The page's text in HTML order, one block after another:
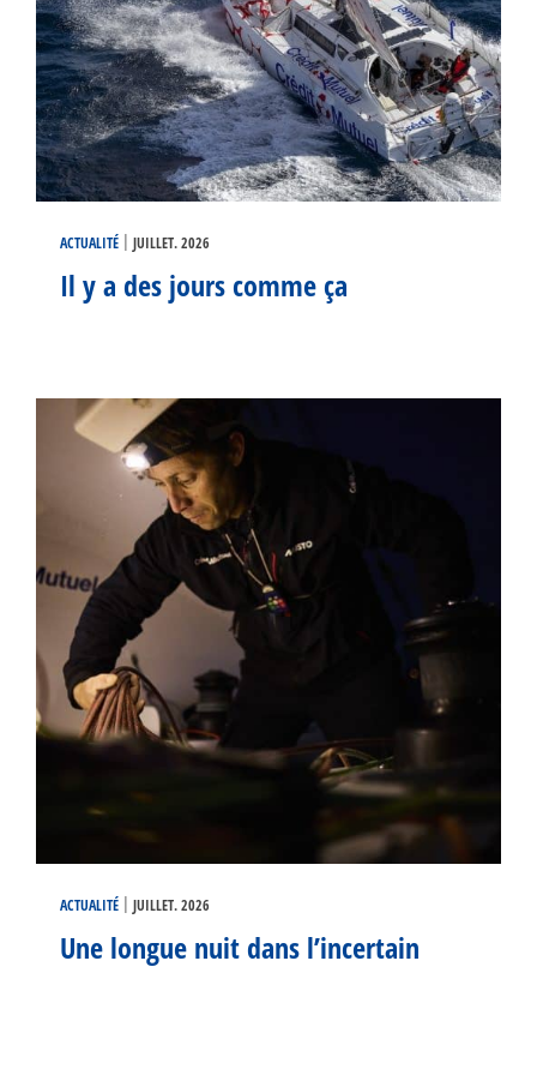
ACTUALITÉ | JUILLET. 2026
Il y a des jours comme ça
ACTUALITÉ | JUILLET. 2026
Une longue nuit dans l’incertain